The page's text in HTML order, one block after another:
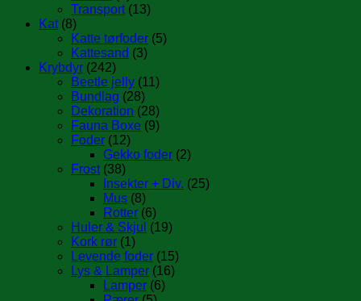
Transport (13)
Kat (8)
Katte tørfoder (5)
Kattesand (3)
Krybdyr (242)
Beetle jelly (11)
Bundlag (28)
Dekoration (28)
Fauna Boxe (9)
Foder (12)
Gekko foder (2)
Frost (38)
Insekter + Div. (25)
Mus (8)
Rotter (6)
Huler & Skjul (19)
Kork rør (1)
Levende foder (15)
Lys & Lamper (16)
Lamper (6)